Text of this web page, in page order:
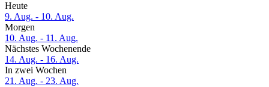
Heute
9. Aug. - 10. Aug.
Morgen
10. Aug. - 11. Aug.
Nächstes Wochenende
14. Aug. - 16. Aug.
In zwei Wochen
21. Aug. - 23. Aug.